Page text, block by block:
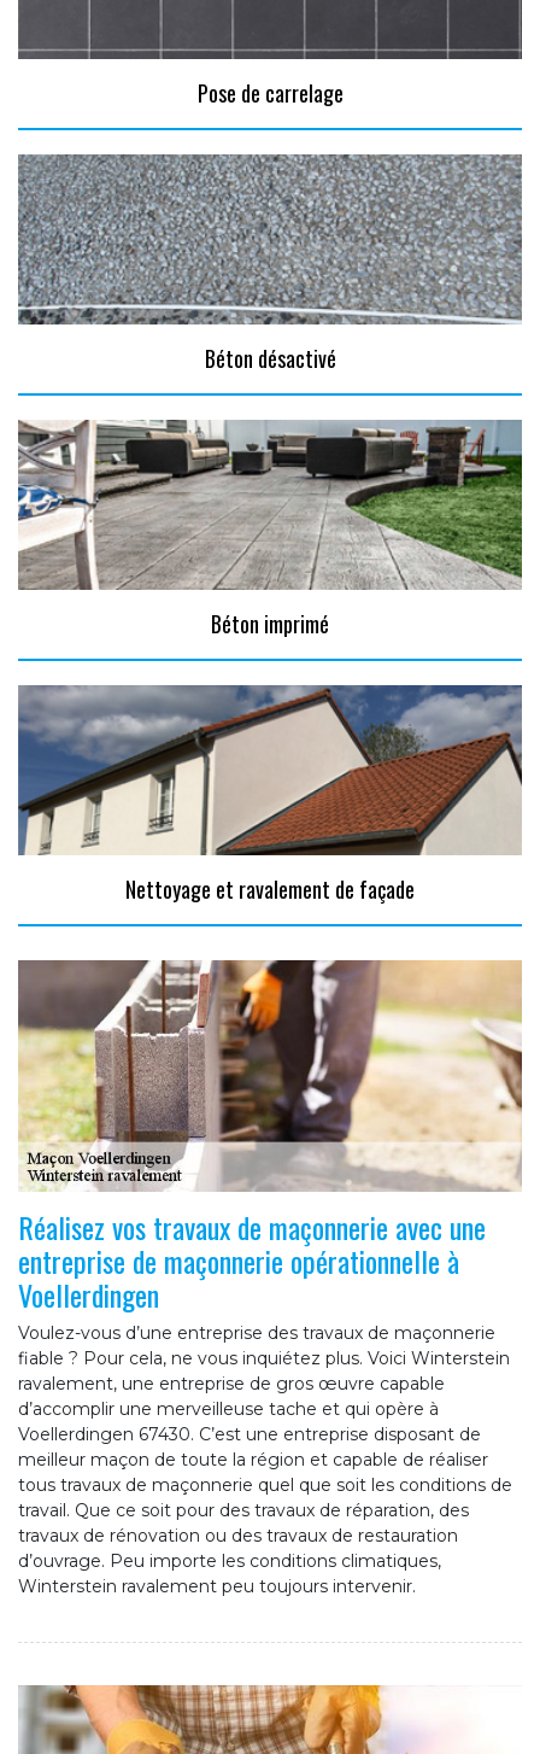
Pose de carrelage
Béton désactivé
Béton imprimé
Nettoyage et ravalement de façade
Réalisez vos travaux de maçonnerie avec une
entreprise de maçonnerie opérationnelle à
Voellerdingen
Voulez-vous d’une entreprise des travaux de maçonnerie
fiable ? Pour cela, ne vous inquiétez plus. Voici Winterstein
ravalement, une entreprise de gros œuvre capable
d’accomplir une merveilleuse tache et qui opère à
Voellerdingen 67430. C’est une entreprise disposant de
meilleur maçon de toute la région et capable de réaliser
tous travaux de maçonnerie quel que soit les conditions de
travail. Que ce soit pour des travaux de réparation, des
travaux de rénovation ou des travaux de restauration
d’ouvrage. Peu importe les conditions climatiques,
Winterstein ravalement peu toujours intervenir.